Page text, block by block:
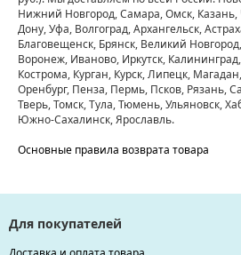
Нижний Новгород, Самара, Омск, Казань,
Дону, Уфа, Волгоград, Архангельск,
Благовещенск, Брянск, Великий
Воронеж, Иваново, Иркутск,
Кострома, Курган, Курск, Липецк,
Оренбург, Пенза, Пермь, Псков, Рязань,
Тверь, Томск, Тула, Тюмень, Ульяновск,
Южно-Сахалинск, Ярославль.
Основные правила возврата товара
Для покупателей